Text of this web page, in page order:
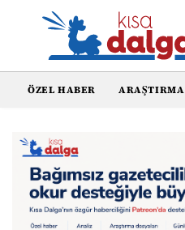
ÖZEL HABER ARAŞTIRMA